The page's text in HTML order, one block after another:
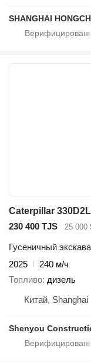
SHANGHAI
Caterpillar
230 400 TJS
25 000
Гусеничный
2025
240 м/ч
Топливо дизель
Китай, Shanghai
Shenyou